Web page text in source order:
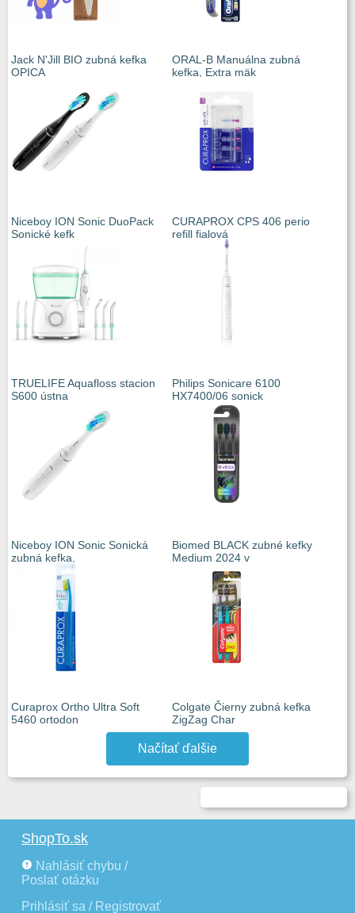
Jack N'Jill BIO zubná kefka
OPICA
ORAL-B Manuálna zubná
kefka, Extra mäk
Niceboy ION Sonic DuoPack
Sonické kefk
CURAPROX CPS 406 perio
refill fialová
TRUELIFE Aquafloss stacion
S600 ústna
Philips Sonicare 6100
HX7400/06 sonick
Niceboy ION Sonic Sonická
zubná kefka,
Biomed BLACK zubné kefky
Medium 2024 v
Curaprox Ortho Ultra Soft
5460 ortodon
Colgate Čierny zubná kefka
ZigZag Char
Načítať ďalšie
ShopTo.sk
Nahlásiť chybu /
Poslať otázku
Prihlásiť sa / Registrovať